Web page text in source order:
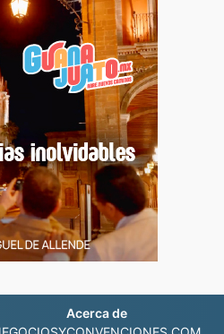
Acerca de